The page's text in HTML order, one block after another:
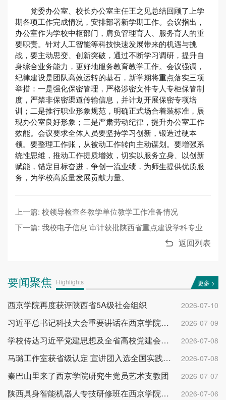
党委办公室、校长办公室主任王之见总结回顾了上学
期各项工作完成情况，安排部署新学期工作。会议指出，
办公室作为学校中枢部门，肩负管理育人、服务育人的重
要职责。针对人工智能等科技快速发展带来的机遇与挑
战，要主动思变、创新突破，通过不断学习调研，提升自
身综合业务能力，更好地服务教育教学工作。会议强调，
纪律建设是团队高效运转的基石，新学期将重点落实三项
举措：一是强化保密管理，严格涉密文件专人专柜保管制
度，严禁非保密渠道传输信息，并计划开展保密专项培
训；二是推行职业形象规范，明确正式场合着装标准，展
现办公室良好形象；三是严肃劳动纪律，提升办公室工作
效能。会议要求全体人员要坚持学习创新，锻造过硬本
领。要整理工作账，从被动工作转向主动谋划。要增强系
统性思维，推动工作提质增效，切实以服务立身、以创新
赋能，锚定目标奋进，争创一流业绩，为师生提供优质服
务，为学校高质量发展贡献力量。
上一篇: 校领导检查各教学单位教学工作准备情况
下一篇: 我校电子信息 审计获批陕西省重点建设学科专业
返回列表
要闻聚焦 Highlights 更多 >
西京学院再度获评陕西省5A级社会组织 2026-07-10
习近平总书记科技大会重要讲话在西京学院反响热烈 2026-07-09
学校传达习近平党建思想及全省高校党建会议精神 2026-07-08
马璐工作室获省级认定 宣讲团入选全国实践团队 2026-07-08
秦巴山里来了西京学院研究生党员艺术支教团 2026-07-07
陕西具身智能机器人专技研修班在西京学院开班 2026-07-06